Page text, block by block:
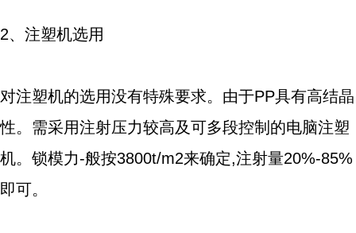
2、注塑机选用
对注塑机的选用没有特殊要求。由于PP具有高结晶
性。需采用注射压力较高及可多段控制的电脑注塑
机。锁模力-般按3800t/m2来确定,注射量20%-85%
即可。